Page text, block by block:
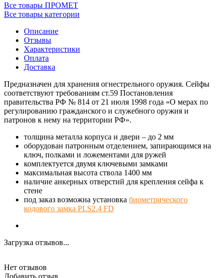
Все товары ПРОМЕТ
Все товары категории
Описание
Отзывы
Характеристики
Оплата
Доставка
Предназначен для хранения огнестрельного оружия. Сейфы
соответствуют требованиям ст.59 Постановления
правительства РФ № 814 от 21 июля 1998 года «О мерах по
регулированию гражданского и служебного оружия и
патронов к нему на территории РФ».
толщина металла корпуса и двери – до 2 мм
оборудован патронным отделением, запирающимся на
ключ, полками и ложементами для ружей
комплектуется двумя ключевыми замками
максимальная высота ствола 1400 мм
наличие анкерных отверстий для крепления сейфа к
стене
под заказ возможна установка биометрического
кодового замка PLS2.4 FD
Загрузка отзывов...
Нет отзывов
Добавить отзыв